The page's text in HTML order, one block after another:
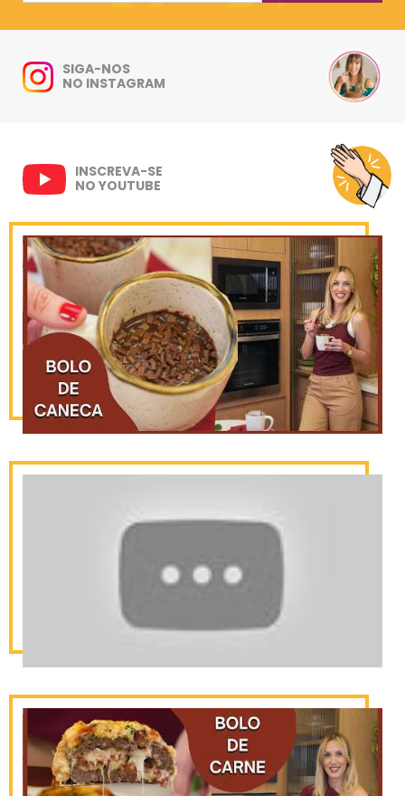
SIGA-NOS
NO INSTAGRAM
INSCREVA-SE
NO YOUTUBE